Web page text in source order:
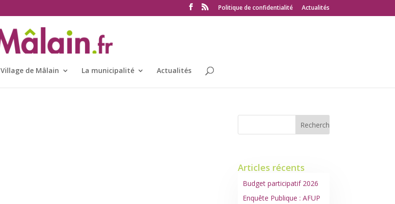
Politique de confidentialité Actualités
Village de Mâlain La municipalité Actualités
Articles récents
Budget participatif 2026
Enquête Publique : AFUP